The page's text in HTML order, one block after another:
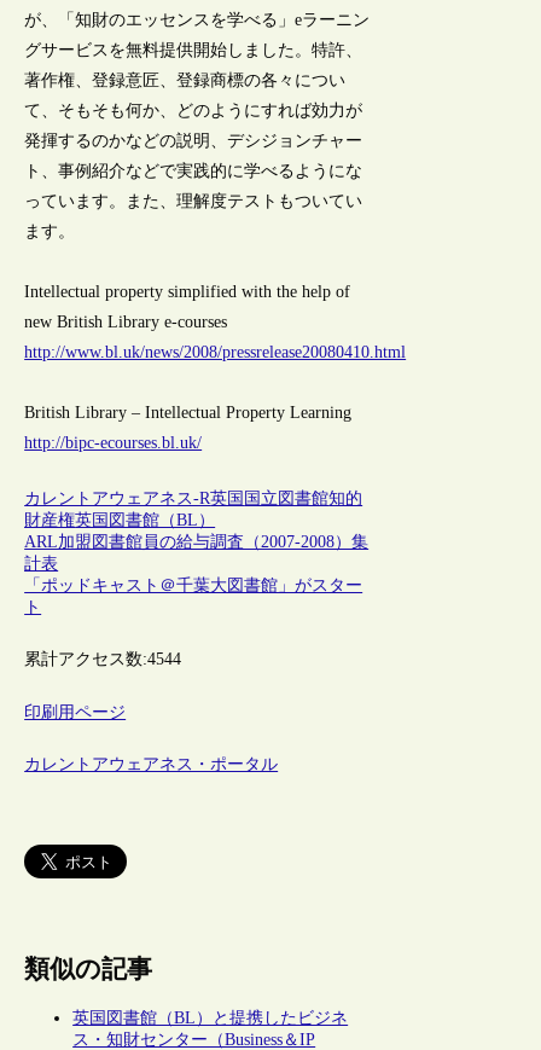
が、「知財のエッセンスを学べる」eラーニン
グサービスを無料提供開始しました。特許、
著作権、登録意匠、登録商標の各々につい
て、そもそも何か、どのようにすれば効力が
発揮するのかなどの説明、デシジョンチャー
ト、事例紹介などで実践的に学べるようにな
っています。また、理解度テストもついてい
ます。
Intellectual property simplified with the help of
new British Library e-courses
http://www.bl.uk/news/2008/pressrelease20080410.html
British Library – Intellectual Property Learning
http://bipc-ecourses.bl.uk/
カレントアウェアネス-R英国 国立図書館知的
財産権英国図書館（BL）
ARL加盟図書館員の給与調査（2007-2008）集
計表
「ポッドキャスト＠千葉大図書館」がスター
ト
累計アクセス数:4544
印刷用ページ
カレントアウェアネス・ポータル
類似の記事
英国図書館（BL）と提携したビジネ
ス・知財センター（Business＆IP